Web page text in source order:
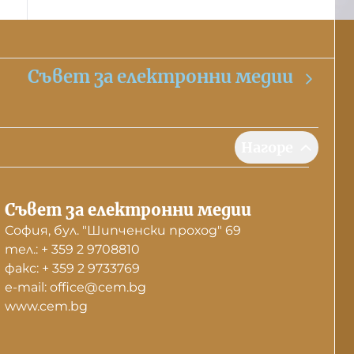
Съвет за електронни медии
Съвет за електронни медии
София, бул. "Шипченски проход" 69
тел.: + 359 2 9708810
факс: + 359 2 9733769
е-mail: office@cem.bg
www.cem.bg